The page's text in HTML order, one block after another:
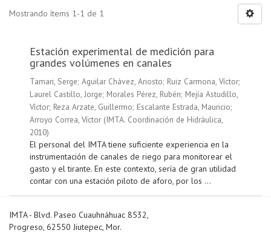
Mostrando ítems 1-1 de 1
Estación experimental de medición para
grandes volúmenes en canales
Tamari, Serge; Aguilar Chávez, Ariosto; Ruiz Carmona, Víctor;
Laurel Castillo, Jorge; Morales Pérez, Rubén; Mejía Astudillo,
Víctor; Reza Arzate, Guillermo; Escalante Estrada, Mauricio;
Arroyo Correa, Víctor (IMTA. Coordinación de Hidráulica,
2010)
El personal del IMTA tiene suficiente experiencia en la
instrumentación de canales de riego para monitorear el
gasto y el tirante. En este contexto, sería de gran utilidad
contar con una estación piloto de aforo, por los ...
IMTA - Blvd. Paseo Cuauhnáhuac 8532,
Progreso, 62550 Jiutepec, Mor.